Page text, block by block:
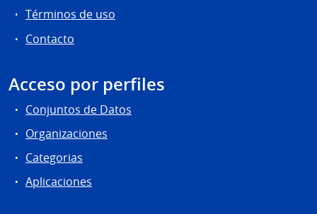
Términos de uso
Contacto
Acceso por perfiles
Conjuntos de Datos
Organizaciones
Categorias
Aplicaciones